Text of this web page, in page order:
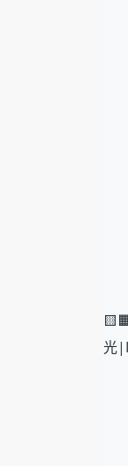
光